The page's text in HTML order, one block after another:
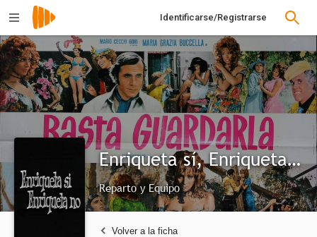
Identificarse/Registrarse
Enriqueta sí, Enriqueta no
Reparto y Equipo
Volver a la ficha